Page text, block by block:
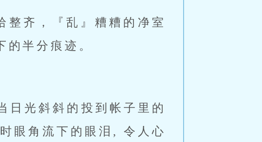
整齐，『乱』糟糟的净室
半分痕迹。
日光斜斜的投到帐子里的
眼角流下的眼泪, 令人心